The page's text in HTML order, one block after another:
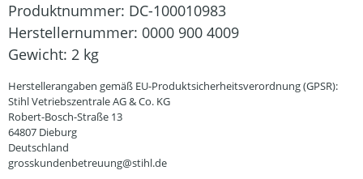
Produktnummer: DC-100010983
Herstellernummer: 0000 900 4009
Gewicht: 2 kg
Herstellerangaben gemäß EU-Produktsicherheitsverordnung (GPSR):
Stihl Vetriebszentrale AG & Co. KG
Robert-Bosch-Straße 13
64807 Dieburg
Deutschland
grosskundenbetreuung@stihl.de